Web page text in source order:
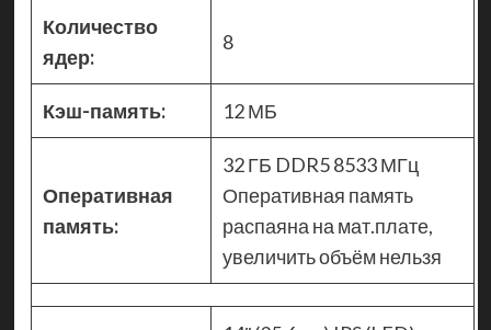
Количество
ядер:
8
Кэш-память: 12 МБ
Оперативная
память:
32 ГБ DDR5 8533 МГц
Оперативная память
распаяна на мат.плате,
увеличить объём нельзя